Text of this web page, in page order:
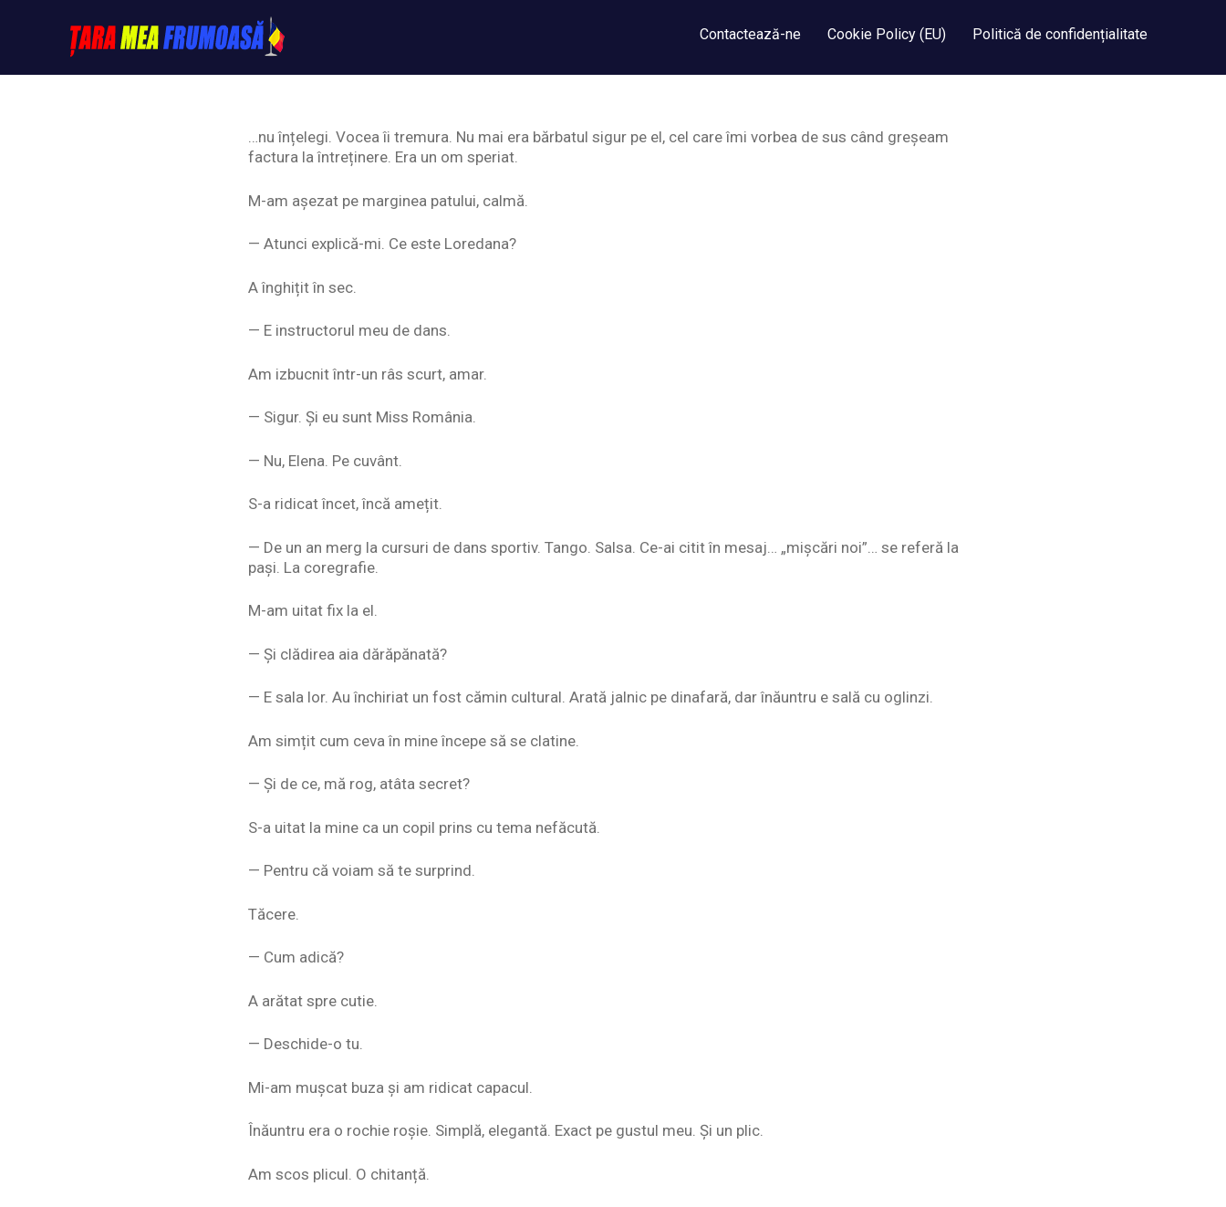
Tarameafrumoasa
Contactează-ne Cookie Policy (EU) Politică de confidențialitate
…nu înțelegi. Vocea îi tremura. Nu mai era bărbatul sigur pe el, cel care îmi vorbea de sus când greșeam
factura la întreținere. Era un om speriat.
M-am așezat pe marginea patului, calmă.
— Atunci explică-mi. Ce este Loredana?
A înghițit în sec.
— E instructorul meu de dans.
Am izbucnit într-un râs scurt, amar.
— Sigur. Și eu sunt Miss România.
— Nu, Elena. Pe cuvânt.
S-a ridicat încet, încă amețit.
— De un an merg la cursuri de dans sportiv. Tango. Salsa. Ce-ai citit în mesaj… „mișcări noi”… se referă la
pași. La coregrafie.
M-am uitat fix la el.
— Și clădirea aia dărăpănată?
— E sala lor. Au închiriat un fost cămin cultural. Arată jalnic pe dinafară, dar înăuntru e sală cu oglinzi.
Am simțit cum ceva în mine începe să se clatine.
— Și de ce, mă rog, atâta secret?
S-a uitat la mine ca un copil prins cu tema nefăcută.
— Pentru că voiam să te surprind.
Tăcere.
— Cum adică?
A arătat spre cutie.
— Deschide-o tu.
Mi-am mușcat buza și am ridicat capacul.
Înăuntru era o rochie roșie. Simplă, elegantă. Exact pe gustul meu. Și un plic.
Am scos plicul. O chitanță.